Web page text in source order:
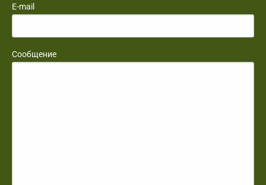
E-mail
Сообщение